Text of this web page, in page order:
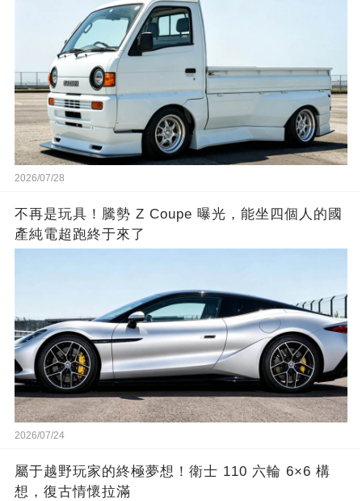
2026/07/28
不再是玩具！騰勢 Z Coupe 曝光，能坐四個人的國
產純電超跑終于來了
2026/07/24
屬于越野玩家的終極夢想！衛士 110 六輪 6×6 構
想，復古情懷拉滿